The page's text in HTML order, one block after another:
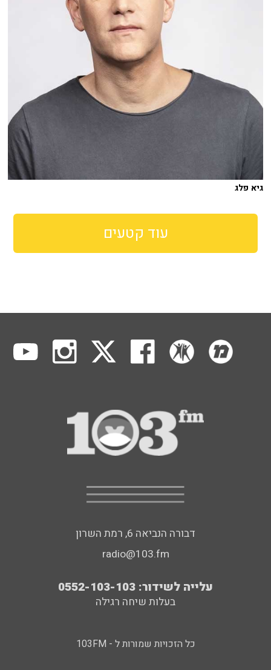
גיא פלג
עוד קטעים
דבורה הנביאה 6, רמת השרון
radio@103.fm
עלייה לשידור: 0552-103-103
בעלות שיחה רגילה
כל הזכויות שמורות ל - 103FM